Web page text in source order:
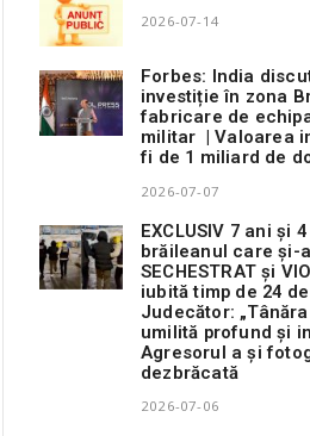
2026-07-14
Forbes: India
investiție în zona
fabricare de
militar | Valoarea
fi de 1 miliard de
2026-07-07
EXCLUSIV 7 ani și
brăileanul care și-a
SECHESTRAT și
iubită timp de 24
Judecător:
umilită profund și
Agresorul a și
dezbrăcată
2026-07-06